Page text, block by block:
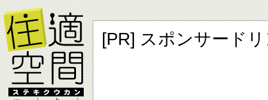
[PR] スポンサード